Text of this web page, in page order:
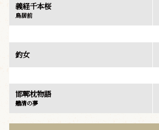
義経千本桜
鳥居前
釣女
邯鄲枕物語
艪清の夢